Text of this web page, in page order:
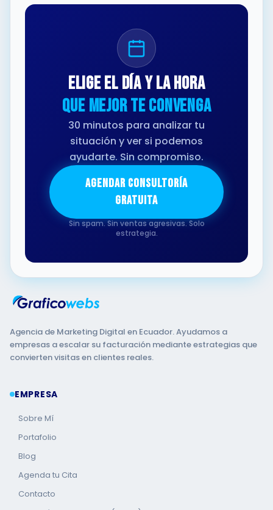
Elige el día y la hora
que mejor te convenga
30 minutos para analizar tu
situación y ver si podemos
ayudarte. Sin compromiso.
AGENDAR CONSULTORÍA
GRATUITA
Sin spam. Sin ventas agresivas. Solo
estrategia.
Agencia de Marketing Digital en Ecuador. Ayudamos a
empresas a escalar su facturación mediante estrategias que
convierten visitas en clientes reales.
EMPRESA
Sobre Mí
Portafolio
Blog
Agenda tu Cita
Contacto